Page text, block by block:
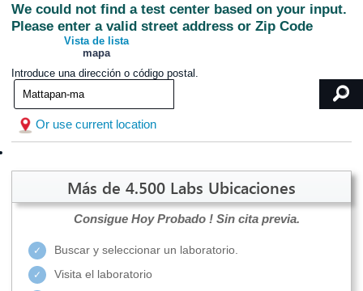
We could not find a test center based on your input.
Please enter a valid street address or Zip Code
Vista de lista
mapa
Introduce una dirección o código postal.
Or use current location
Más de 4.500 Labs Ubicaciones
Consigue Hoy Probado ! Sin cita previa.
Buscar y seleccionar un laboratorio.
Visita el laboratorio